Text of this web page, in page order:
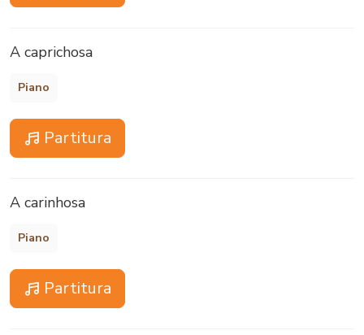
A caprichosa
Piano
Partitura
A carinhosa
Piano
Partitura